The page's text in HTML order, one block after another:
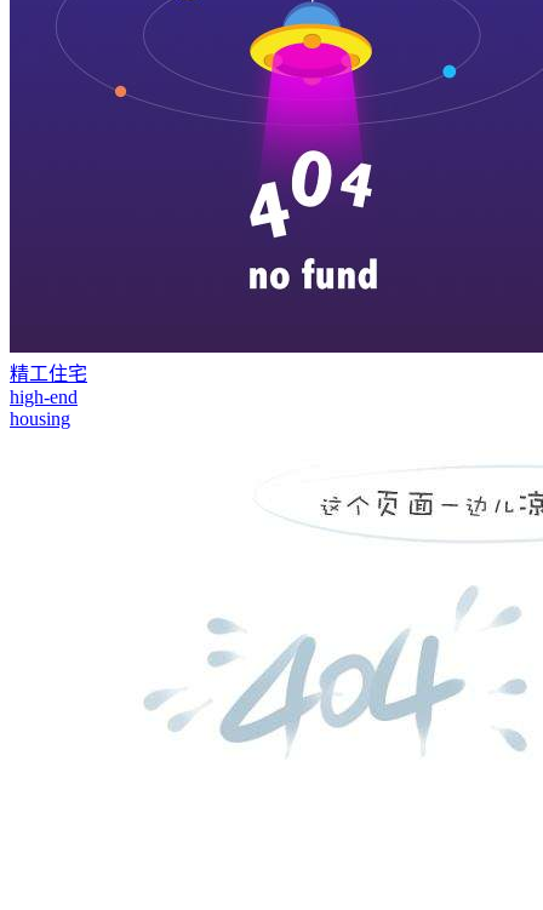
精工住宅
high-end
housing